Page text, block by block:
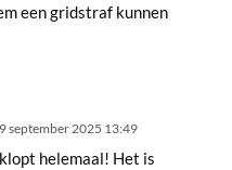
een gridstraf kunnen
september 2025 13:49
helemaal! Het is